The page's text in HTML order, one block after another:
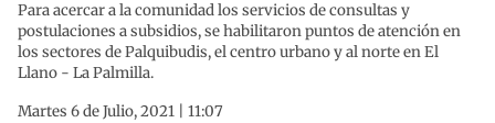
Para acercar a la comunidad los servicios de consultas y
postulaciones a subsidios, se habilitaron puntos de atención en
los sectores de Palquibudis, el centro urbano y al norte en El
Llano - La Palmilla.
Martes 6 de Julio, 2021 | 11:07